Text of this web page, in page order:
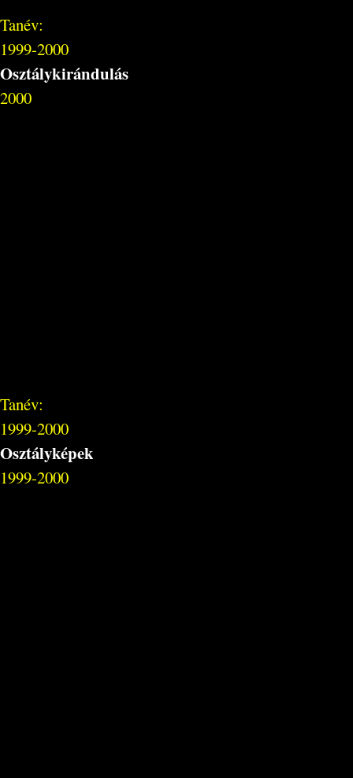
Tanév:
1999-2000
Osztálykirándulás
2000
Tanév:
1999-2000
Osztályképek
1999-2000